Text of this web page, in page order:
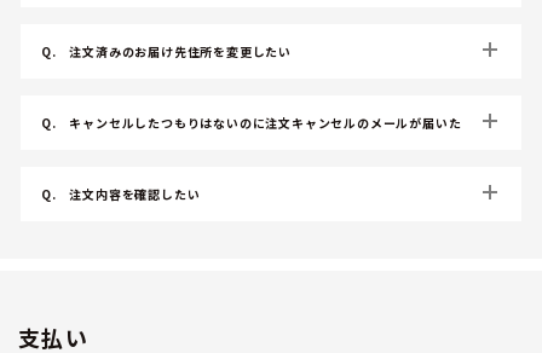
Q. 注文済みのお届け先住所を変更したい
Q. キャンセルしたつもりはないのに注文キャンセルのメールが届いた
Q. 注文内容を確認したい
支払い